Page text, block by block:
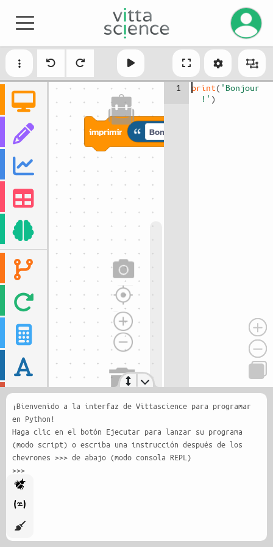
Bonjour !
imprimir
1 print( 'Bonjour
!' )
¡Bienvenido a la interfaz de Vittascience para programar
en Python!
Haga clic en el botón Ejecutar para lanzar su programa
(modo script) o escriba una instrucción después de los
chevrones >>> de abajo (modo consola REPL)
>>>